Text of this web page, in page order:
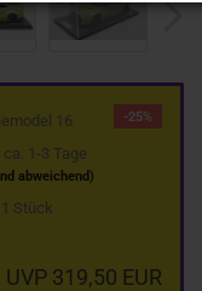
-25%
16
ca. 1-3 Tage
abweichend)
1 Stück
UVP 319,50 EUR